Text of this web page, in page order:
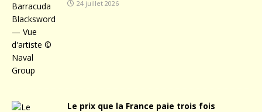
24 juillet 2026
Le prix que la France paie trois fois